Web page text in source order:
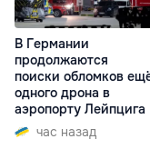
В Германии
продолжаются
поиски обломков
одного дрона в
аэропорту Лейпцига
час назад